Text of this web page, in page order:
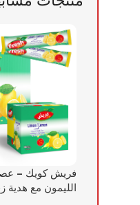
فريش كويك –
الليمون مع هدية